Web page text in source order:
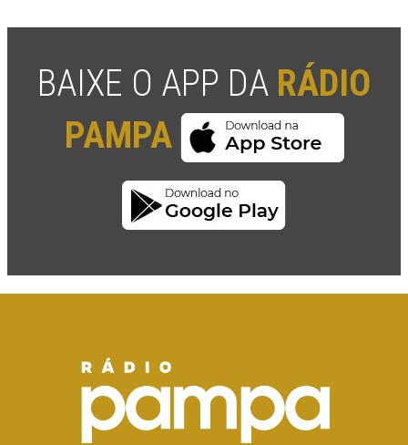
BAIXE O APP DA RÁDIO
PAMPA